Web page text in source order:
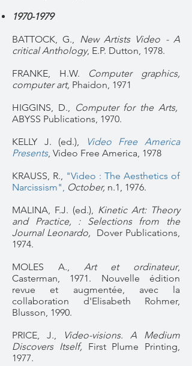
1970-1979
BATTOCK, G., New Artists Video - A
critical Anthology, E.P. Dutton, 1978.
FRANKE, H.W. Computer graphics,
computer art, Phaidon, 1971
HIGGINS, D., Computer for the Arts,
ABYSS Publications, 1970.
KELLY J. (ed.),
Video Free America
Presents, Video Free America, 1978
KRAUSS, R., "Video : The Aesthetics of
Narcissism", October, n.1, 1976.
MALINA, F.J. (ed.), Kinetic Art: Theory
and Practice, : Selections from the
Journal Leonardo,
Dover Publications,
1974.
MOLES A., Art et ordinateur,
Casterman, 1971. Nouvelle édition
revue et augmentée, avec la
collaboration d'Elisabeth Rohmer,
Blusson, 1990.
PRICE, J.,
Video-visions. A Medium
Discovers Itself, First Plume Printing,
1977.